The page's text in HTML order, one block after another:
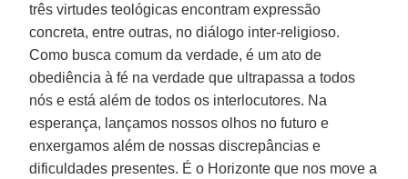
três virtudes teológicas encontram expressão
concreta, entre outras, no diálogo inter-religioso.
Como busca comum da verdade, é um ato de
obediência à fé na verdade que ultrapassa a todos
nós e está além de todos os interlocutores. Na
esperança, lançamos nossos olhos no futuro e
enxergamos além de nossas discrepâncias e
dificuldades presentes. É o Horizonte que nos move a